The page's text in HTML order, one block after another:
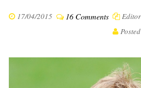
17/04/2015 16 Comments